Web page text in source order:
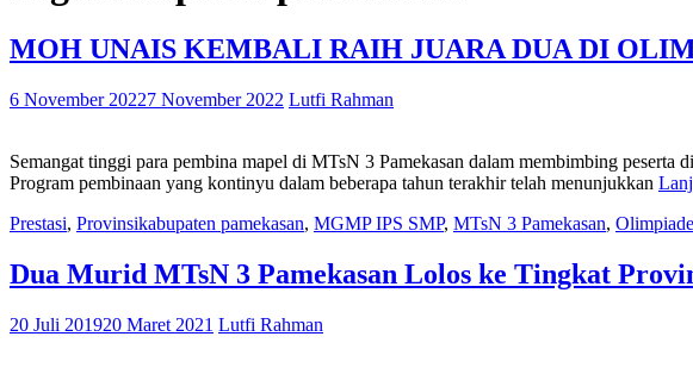
MOH UNAIS KEMBALI RAIH JUARA DUA DI
6 November 20227 November 2022 Lutfi Rahman
Semangat tinggi para pembina mapel di MTsN 3 Pamekasan dalam membimbing peserta
Program pembinaan yang kontinyu dalam beberapa tahun terakhir telah menunjukkan
Prestasi, Provinsikabupaten pamekasan, MGMP IPS SMP, MTsN 3 Pamekasan,
Dua Murid MTsN 3 Pamekasan Lolos ke Tingkat
20 Juli 201920 Maret 2021 Lutfi Rahman